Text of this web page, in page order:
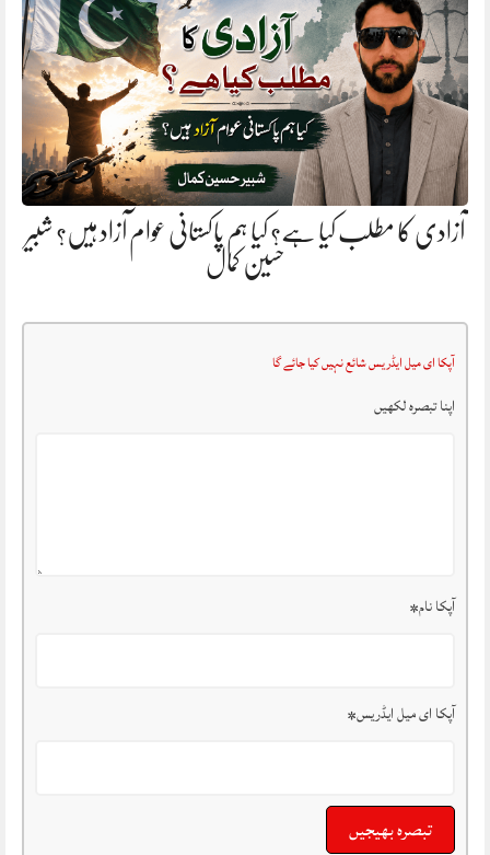
آزادی کا مطلب کیا ہے؟ کیا ہم پاکستانی عوام آزاد ہیں؟ شبیر
حسین کمال
آپکا ای میل ایڈریس شائع نہیں کیا جائے گا
اپنا تبصرہ لکھیں
آپکا نام*
آپکا ای میل ایڈریس*